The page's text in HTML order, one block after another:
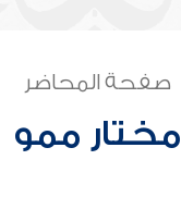
صفحة المحاضر
مختار ممو